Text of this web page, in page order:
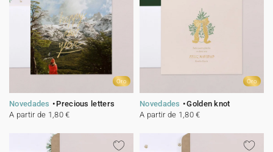
Oro
Novedades
Precious letters
A partir de 1,80 €
Oro
Novedades
Golden knot
A partir de 1,80 €